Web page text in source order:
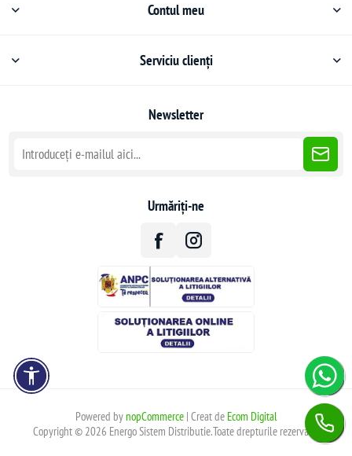
Contul meu
Serviciu clienți
Newsletter
Urmăriți-ne
Powered bynopCommerce| Creat de Ecom Digital
Copyright © 2026 Energo Sistem Distributie.Toate drepturile rezervate.